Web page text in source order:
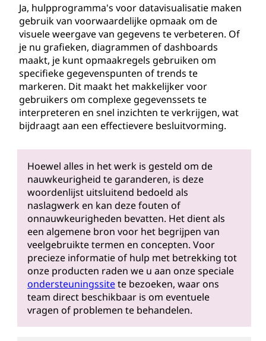
Ja, hulpprogramma's voor datavisualisatie maken
gebruik van voorwaardelijke opmaak om de
visuele weergave van gegevens te verbeteren. Of
je nu grafieken, diagrammen of dashboards
maakt, je kunt opmaakregels gebruiken om
specifieke gegevenspunten of trends te
markeren. Dit maakt het makkelijker voor
gebruikers om complexe gegevenssets te
interpreteren en snel inzichten te verkrijgen, wat
bijdraagt aan een effectievere besluitvorming.
Hoewel alles in het werk is gesteld om de
nauwkeurigheid te garanderen, is deze
woordenlijst uitsluitend bedoeld als
naslagwerk en kan deze fouten of
onnauwkeurigheden bevatten. Het dient als
een algemene bron voor het begrijpen van
veelgebruikte termen en concepten. Voor
precieze informatie of hulp met betrekking tot
onze producten raden we u aan onze speciale
ondersteuningssitete bezoeken, waar ons
team direct beschikbaar is om eventuele
vragen of problemen te behandelen.